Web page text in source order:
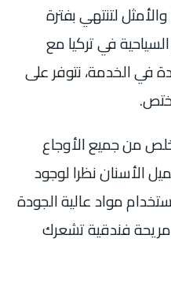
لتنتهي بفترة
في تركيا مع
في الخدمة، نتوفر على
من جميع الأوجاع
الأسنان نظرا لوجود
مواد عالية الجودة
فندقية تشعرك